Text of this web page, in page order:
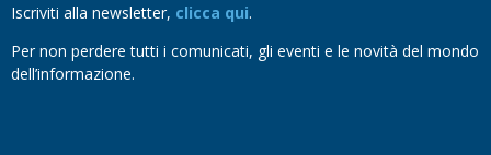
Iscriviti alla newsletter, clicca qui.
Per non perdere tutti i comunicati, gli eventi e le novità del mondo
dell’informazione.